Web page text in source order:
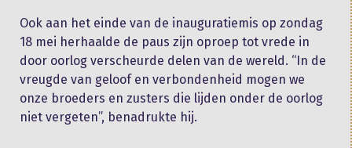
Ook aan het einde van de inauguratiemis op zondag
18 mei herhaalde de paus zijn oproep tot vrede in
door oorlog verscheurde delen van de wereld. “In de
vreugde van geloof en verbondenheid mogen we
onze broeders en zusters die lijden onder de oorlog
niet vergeten”, benadrukte hij.